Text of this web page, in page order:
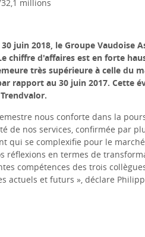
millions
juin 2018, le Groupe Vaudoise
chiffre d'affaires est en forte
très supérieure à celle du
rapport au 30 juin 2017.
nous conforte dans la
de nos services, confirmée par
qui se complexifie pour le
réflexions en termes de
compétences des trois
actuels et futurs », déclare